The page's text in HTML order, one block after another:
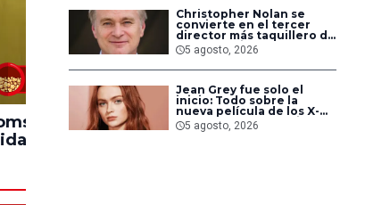
Sin
Hasta el Fin del
Christopher Nolan se
convierte en el tercer
director más taquillero de
todos los tiempos
5 agosto, 2026
Jean Grey fue solo el
inicio: Todo sobre la
nueva película de los X-
Men en Marvel Studios
5 agosto, 2026